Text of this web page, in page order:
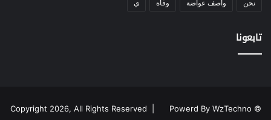
قصة
نقاش
نحن واصف عواضة وفاة ي
تابعونا
© Copyright 2026, All Rights Reserved |
Powerd By WzTechno